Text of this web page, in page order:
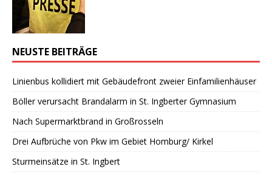
NEUSTE BEITRÄGE
Linienbus kollidiert mit Gebäudefront zweier Einfamilienhäuser
Böller verursacht Brandalarm in St. Ingberter Gymnasium
Nach Supermarktbrand in Großrosseln
Drei Aufbrüche von Pkw im Gebiet Homburg/ Kirkel
Sturmeinsätze in St. Ingbert